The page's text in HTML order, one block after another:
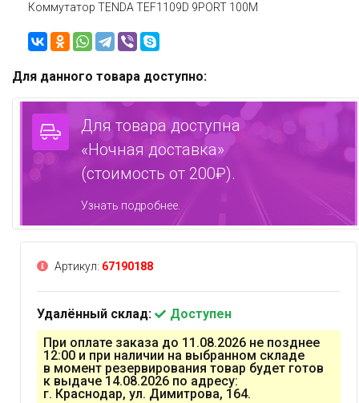
Коммутатор TENDA TEF1109D 9PORT 100M
Для данного товара доступно:
Для товара доступна
«Ночная доставка»
(стоимость от 200₽).
Узнать подробнее.
Артикул: 67190188
Удалённый склад:
Доступен
При оплате заказа до 11.08.2026 не позднее
12:00 и при наличии на выбранном складе
в момент резервирования товар будет готов
к выдаче 14.08.2026 по адресу:
г. Краснодар, ул. Димитрова, 164.